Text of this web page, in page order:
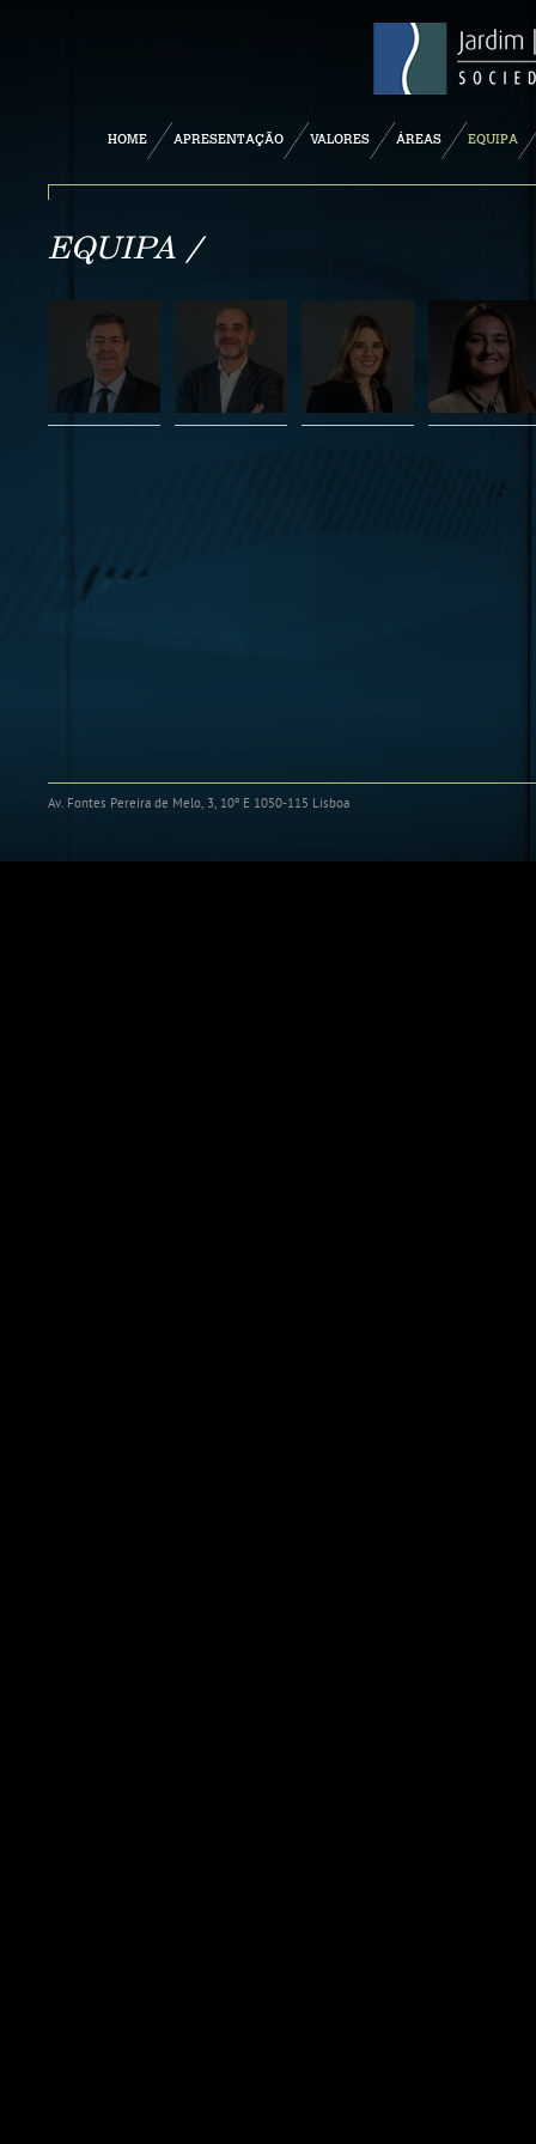
HOME APRESENTAÇÃO VALORES ÁREAS EQUIPA
EQUIPA /
Av. Fontes Pereira de Melo, 3, 10º E 1050-115 Lisboa